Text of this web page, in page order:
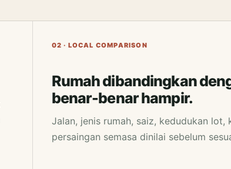
02 · LOCAL COMPARISON
Rumah dibandingkan
benar-benar hampir.
Jalan, jenis rumah, saiz, kedudukan lot,
persaingan semasa dinilai sebelum